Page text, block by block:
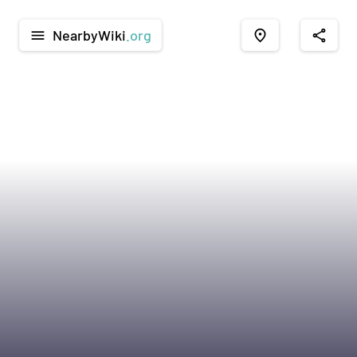
menu NearbyWiki .org place share